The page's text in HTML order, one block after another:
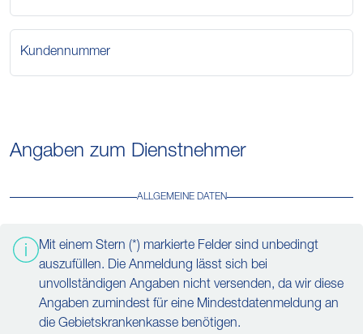
Kundennummer
Angaben zum Dienstnehmer
ALLGEMEINE DATEN
Mit einem Stern (*) markierte Felder sind unbedingt
auszufüllen. Die Anmeldung lässt sich bei
unvollständigen Angaben nicht versenden, da wir diese
Angaben zumindest für eine Mindestdatenmeldung an
die Gebietskrankenkasse benötigen.